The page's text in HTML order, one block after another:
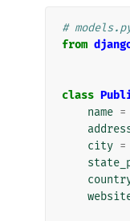
#
from
class
name =
city =